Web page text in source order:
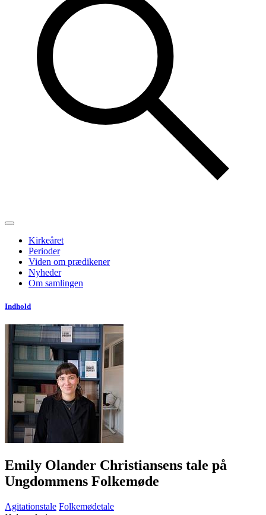
Kirkeåret
Perioder
Viden om prædikener
Nyheder
Om samlingen
Indhold
Emily Olander Christiansens tale på
Ungdommens Folkemøde
Agitationstale Folkemødetale